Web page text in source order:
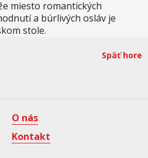
miesto romantických
a búrlivých osláv je
stole.
Späť hore
O nás
Kontakt